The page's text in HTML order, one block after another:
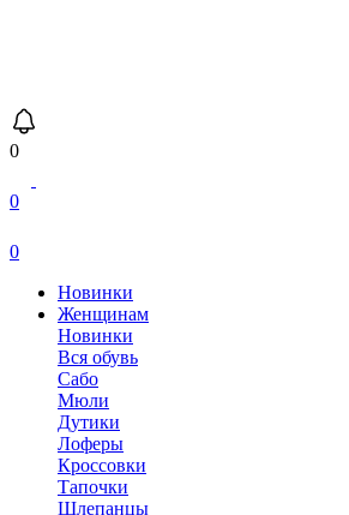
0
0
0
Новинки
Женщинам
Новинки
Вся обувь
Сабо
Мюли
Дутики
Лоферы
Кроссовки
Тапочки
Шлепанцы